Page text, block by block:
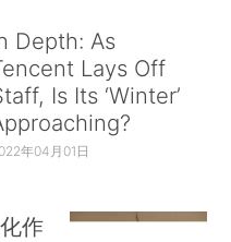
Depth: As
Lays Off
Is Its ‘Winter’
年04月01日
作